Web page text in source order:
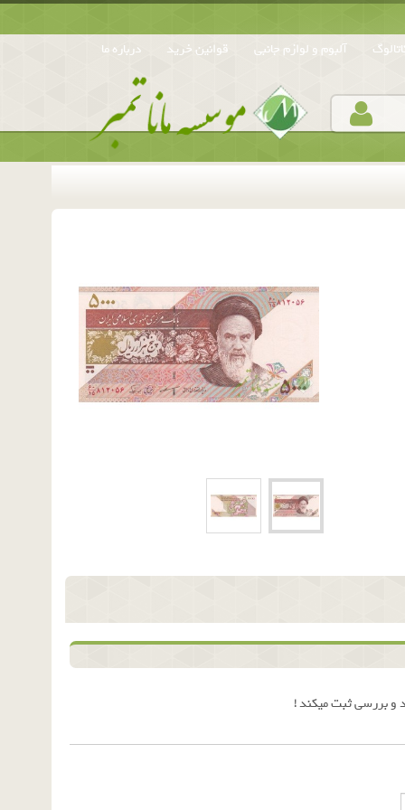
آلبوم و لوازم جانبی قوانین خرید درباره ما
و بررسی ثبت میکند !